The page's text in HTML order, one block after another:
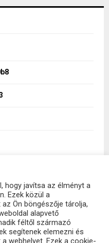
hogy javítsa az élményt a
Ezek közül a
Ön böngészője tárolja,
alapvető
féltől származó
segítenek elemezni és
webhelyet. Ezek a cookie-